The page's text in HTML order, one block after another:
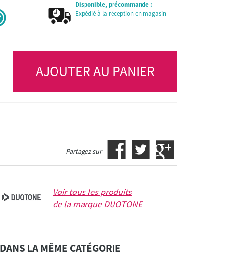
Disponible, précommande :
Expédié à la réception en magasin
AJOUTER AU PANIER
Partagez sur
Voir tous les produits
de la marqueDUOTONE
DANS LA MÊME CATÉGORIE